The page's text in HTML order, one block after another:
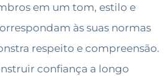
em um tom, estilo e
às suas normas
respeito e compreensão.
confiança a longo